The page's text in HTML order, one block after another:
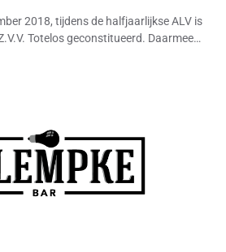
2018, tijdens de halfjaarlijkse ALV is
Totelos geconstitueerd. Daarmee…